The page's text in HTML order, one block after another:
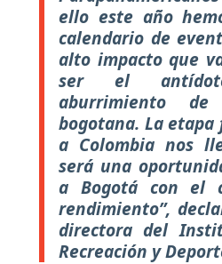
ello este año
calendario de
alto impacto que
ser el
aburrimiento
bogotana. La
a Colombia nos
será una
a Bogotá con el
rendimiento”,
directora del
Recreación y